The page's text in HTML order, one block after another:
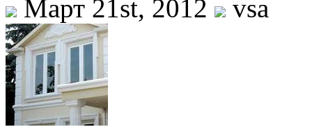
Март 21st, 2012 vsa